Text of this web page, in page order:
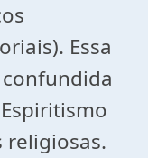
Essa
religiosas.